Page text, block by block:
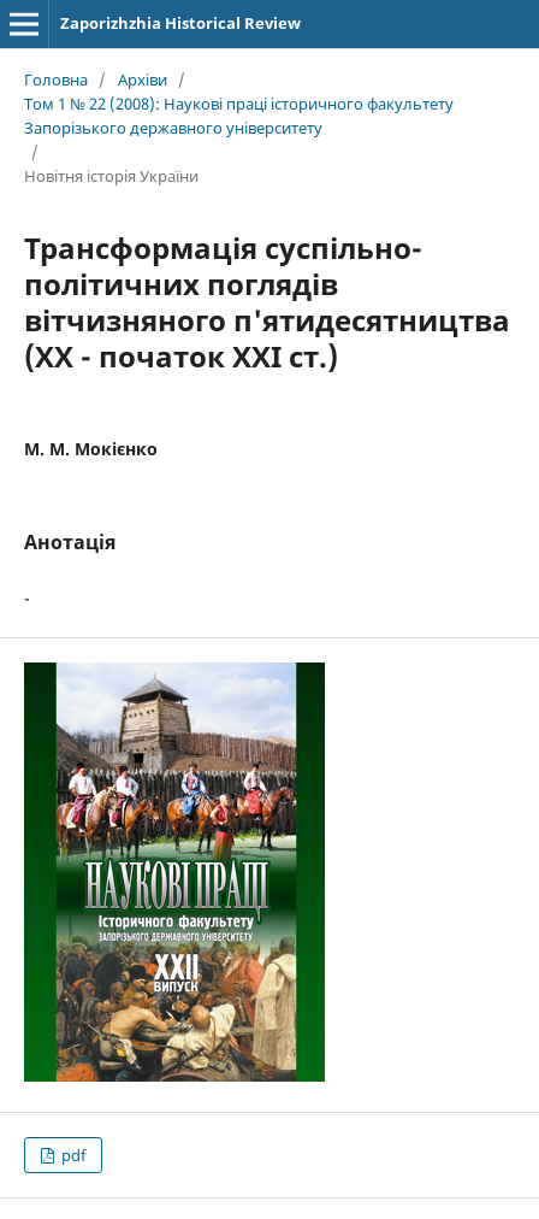
Zaporizhzhia Historical Review
Головна / Архіви /
Том 1 № 22 (2008): Наукові праці історичного факультету
Запорізького державного університету
/
Новітня історія України
Трансформація суспільно-
політичних поглядів
вітчизняного п'ятидесятництва
(ХХ - початок ХХІ ст.)
М. М. Мокієнко
Анотація
-
pdf